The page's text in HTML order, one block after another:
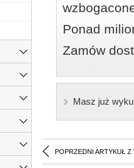
Ponad
Zamów
Masz już
POPRZEDNI ARTYKUŁ Z